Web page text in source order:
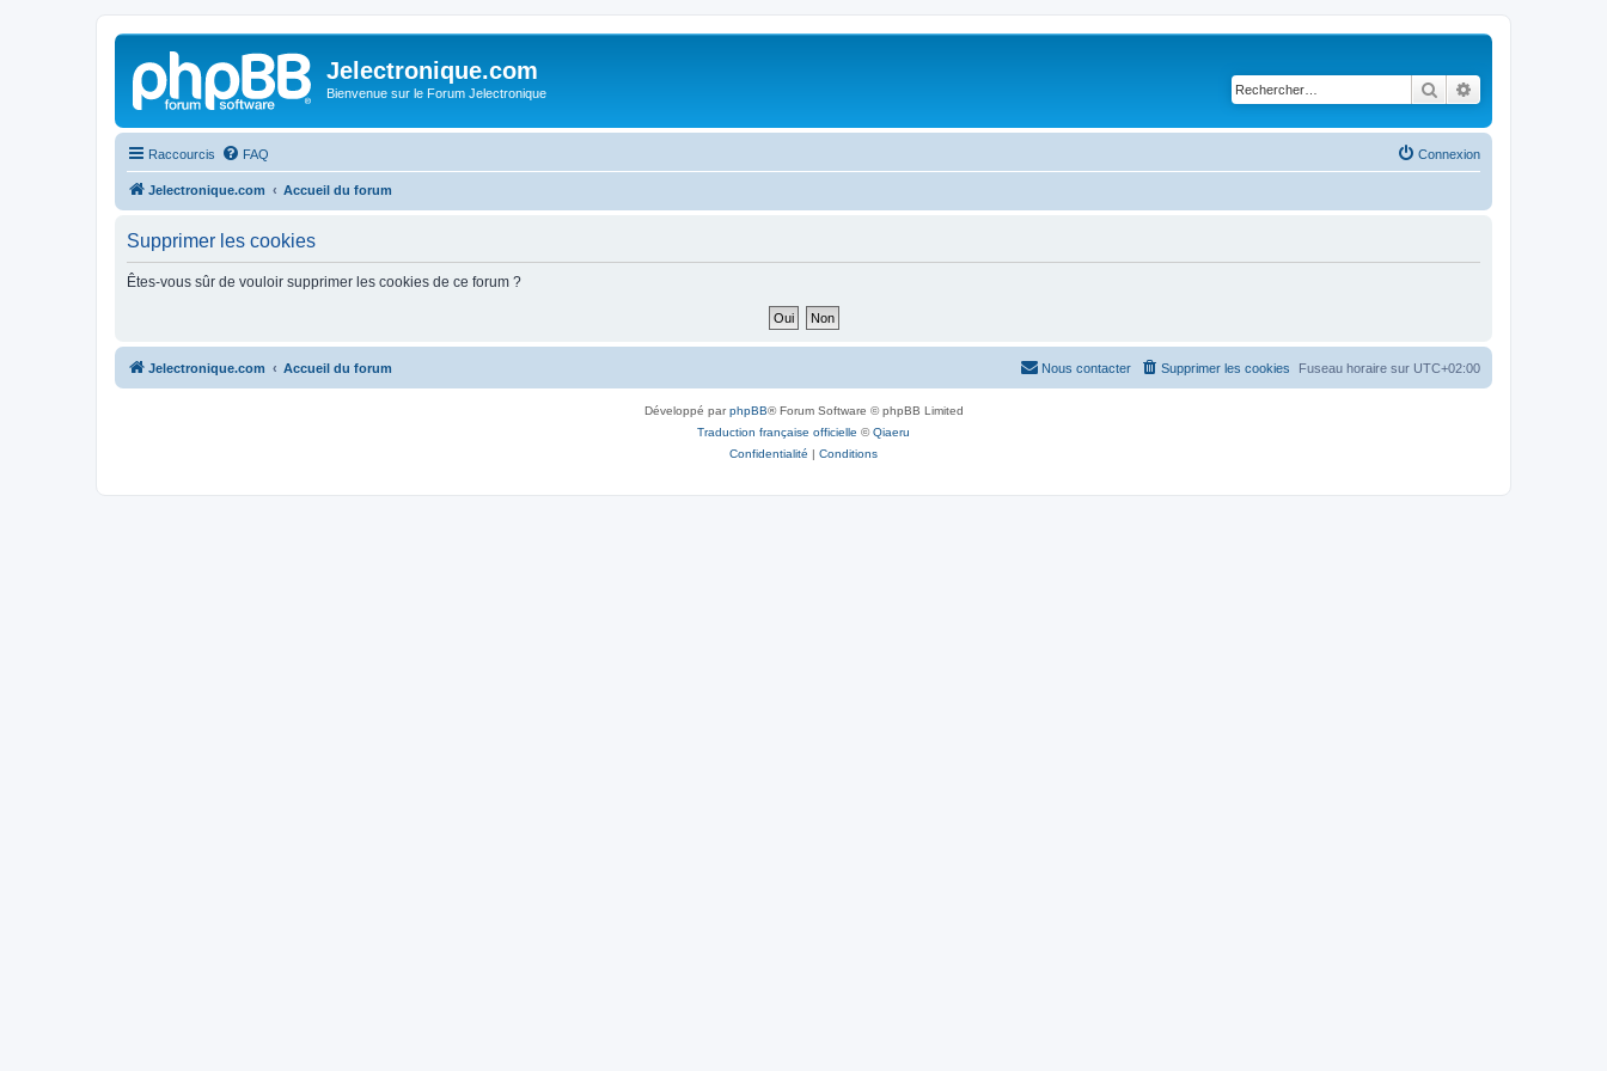
Jelectronique.com
Bienvenue sur le Forum Jelectronique Rechercher
Raccourcis FAQ Connexion
Jelectronique.com Accueil du forum
Supprimer les cookies
Êtes-vous sûr de vouloir supprimer les cookies de ce forum ?
Jelectronique.com Accueil du forum Fuseau horaire sur UTC+02:00
Supprimer les cookies
Nous contacter
Développé parphpBB® Forum Software © phpBB Limited
Traduction française officielle ©Qiaeru
Confidentialité | Conditions